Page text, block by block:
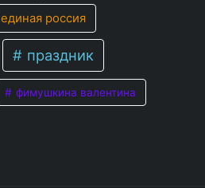
единая россия
праздник
фимушкина валентина